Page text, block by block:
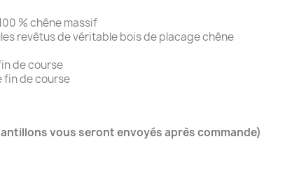
% chêne massif
revêtus de véritable bois de placage chêne
de course
fin de course
vous seront envoyés après commande)